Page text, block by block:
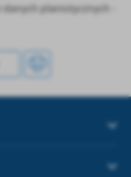
planistycznych -